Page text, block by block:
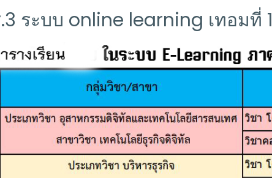
ระบบ online learning เทอมที่